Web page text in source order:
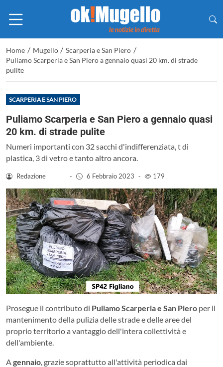
Home / Mugello / Scarperia e San Piero /
Puliamo Scarperia e San Piero a gennaio quasi 20 km. di strade
pulite
SCARPERIA E SAN PIERO
Puliamo Scarperia e San Piero a gennaio quasi
20 km. di strade pulite
Numeri importanti con 32 sacchi d'indifferenziata, t di
plastica, 3 di vetro e tanto altro ancora.
Redazione - 6 Febbraio 2023 - 179
Prosegue il contributo di Puliamo Scarperia e San Piero per il
mantenimento della pulizia delle strade e delle aree del
proprio territorio a vantaggio dell'intera collettività e
dell'ambiente.
Agennaio, grazie soprattutto all'attività periodica dai